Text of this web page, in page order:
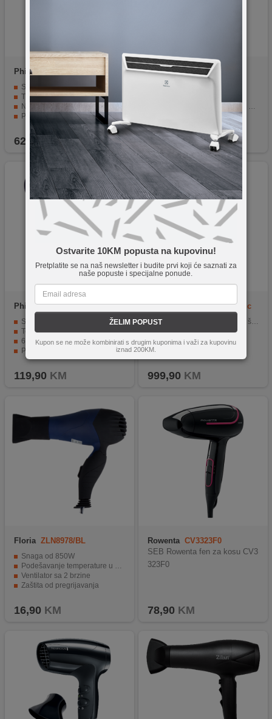
Ostvarite 10KM popusta na kupovinu!
Pretplatite se na naš newsletter i budite prvi koji će saznati za
naše popuste i specijalne ponude.
ŽELIM POPUST
Kupon se ne može kombinirati s drugim kuponima i važi za kupovinu
iznad 200KM.
Philips BHD351/10
Snažno sušenje na nižoj temperaturi
ThermoProtect dodatak
Napredna ionska njega
Precizna kontrola sa 6 postavki topline i brzine
Postavka hladnog zraka
62,90 KM
Floria ZLN8985
Snaga od 2000 W
Podešavanje temperature u 3 nivoa
Zaštita od pregrijavanja
Uski usmjerivač zraka
29,95KM
Philips BHD514/00
Snaga od 2300 W za optimalan protok zraka
Tehnologija ThermoShield pruža vrhunsku zaštitu
6 postavki topline / brzine, mlaz hladnog zraka
Profesionalno sušenje i oblikovanje kose
Uuživajte u zdravoj, sjajnoj i lijepoj kosi
119,90 KM
Novo
Dyson HD16 Nural Ceramic
Patina/Topaz
Automatski se prilagođava i štiti vlasište
Brzo, inteligentno sušenje
Bez toplotnog oštećenja
Pet inteligentnih dodataka
Dyson Hyperdymium motor
999,90 KM
Floria ZLN8978/BL
Snaga od 850W
Podešavanje temperature u 3 nivoa
Ventilator sa 2 brzine
Zaštita od pregrijavanja
16,90 KM
Rowenta CV3323F0
SEB Rowenta fen za kosu CV3
323F0
78,90 KM